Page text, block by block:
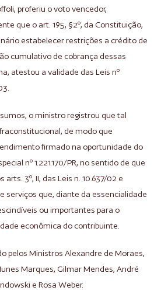
proferiu o voto vencedor,
que o art. 195, §2º, da Constituição,
estabelecer restrições a crédito de
cumulativo de cobrança dessas
atestou a validade das Leis nº
o ministro registrou que tal
de modo que
firmado na oportunidade do
nº 1.221.170/PR, no sentido de que
3º, II, das Leis n. 10.637/02 e
serviços que, diante da essencialidade
ou importantes para o
econômica do contribuinte.
pelos Ministros Alexandre de Moraes,
Marques, Gilmar Mendes, André
e Rosa Weber.